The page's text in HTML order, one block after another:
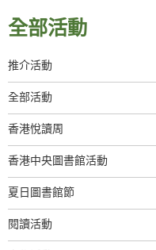
全部活動
推介活動
全部活動
香港悅讀周
香港中央圖書館活動
夏日圖書館節
閱讀活動